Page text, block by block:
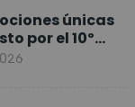
únicas
por el 10º
de